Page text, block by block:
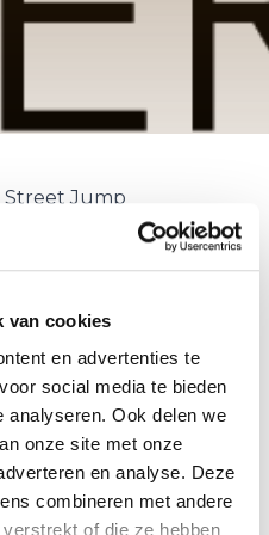
van cookies
en advertenties te
social media te bieden
analyseren. Ook delen we
onze site met onze
en analyse. Deze
combineren met andere
of die ze hebben
Street Jump
filiaal van Street
trampolinepark, leuk
geschikt voor
en ruime